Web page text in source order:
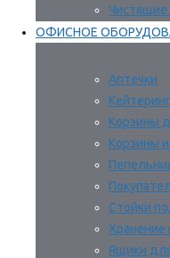
ОФИСНОЕ
Аптечки
Кейтеринг
Корзины
Корзины
Стойки
Хранение
Ящики